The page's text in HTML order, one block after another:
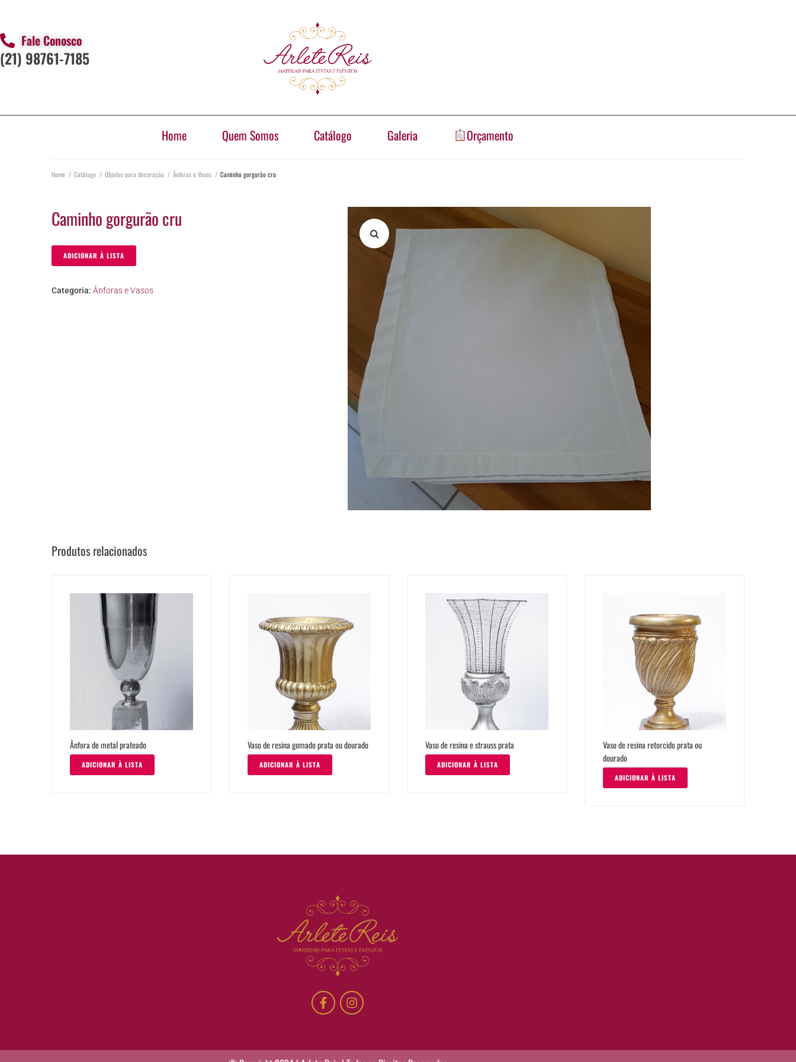
Fale Conosco
(21) 98761-7185
Home Quem Somos Catálogo Galeria Orçamento
Home / Catálogo / Objetos para decoração / Ânforas e Vasos / Caminho gorgurão cru
Caminho gorgurão cru
ADICIONAR À LISTA
Categoria: Ânforas e Vasos
Produtos relacionados
Ânfora de metal prateado
ADICIONAR À LISTA
Vaso de resina gomado prata ou dourado
ADICIONAR À LISTA
Vaso de resina e strauss prata
ADICIONAR À LISTA
Vaso de resina retorcido prata ou
dourado
ADICIONAR À LISTA